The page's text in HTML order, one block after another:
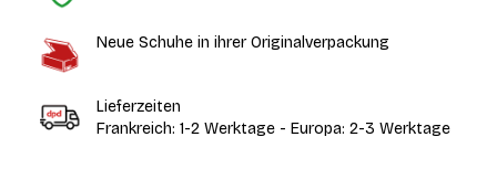
Neue Schuhe in ihrer Originalverpackung
Lieferzeiten
Frankreich: 1-2 Werktage - Europa: 2-3 Werktage